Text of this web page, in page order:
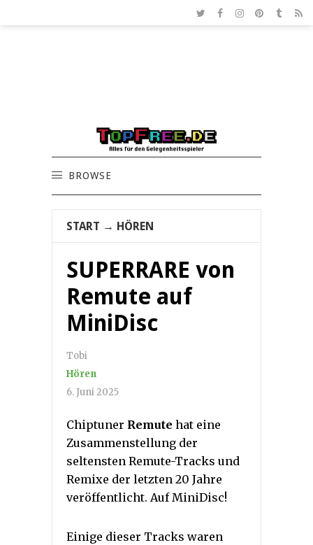
BROWSE
START → HÖREN
SUPERRARE von
Remute auf
MiniDisc
Tobi
Hören
6. Juni 2025
Chiptuner Remute hat eine
Zusammenstellung der
seltensten Remute-Tracks und
Remixe der letzten 20 Jahre
veröffentlicht. Auf MiniDisc!
Einige dieser Tracks waren